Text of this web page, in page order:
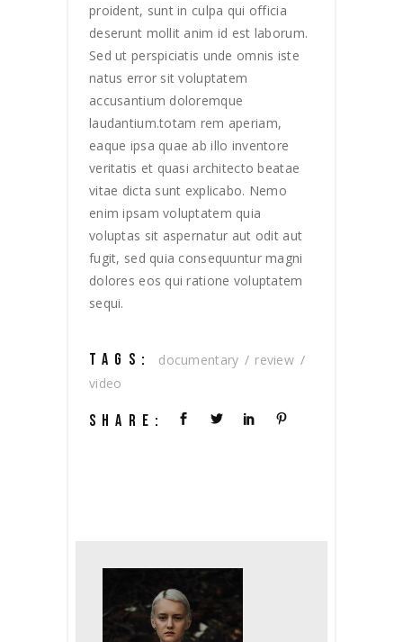
proident, sunt in culpa qui officia
deserunt mollit anim id est laborum.
Sed ut perspiciatis unde omnis iste
natus error sit voluptatem
accusantium doloremque
laudantium.totam rem aperiam,
eaque ipsa quae ab illo inventore
veritatis et quasi architecto beatae
vitae dicta sunt explicabo. Nemo
enim ipsam voluptatem quia
voluptas sit aspernatur aut odit aut
fugit, sed quia consequuntur magni
dolores eos qui ratione voluptatem
sequi.
TAGS: documentary
review
video
SHARE: